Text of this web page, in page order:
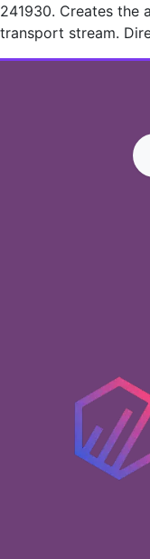
241930. Creates the
transport stream.